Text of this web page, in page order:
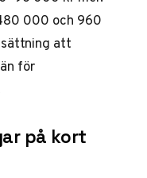
000 och 960
att
för
på kort